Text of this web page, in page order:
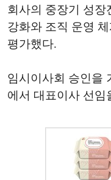
회사의 중장기 성장
강화와 조직 운영
평가했다.
임시이사회 승인을
에서 대표이사 선임